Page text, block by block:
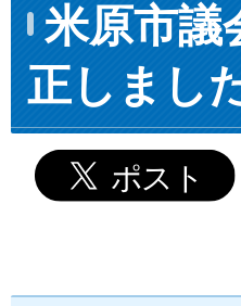
米原市議
正しまし